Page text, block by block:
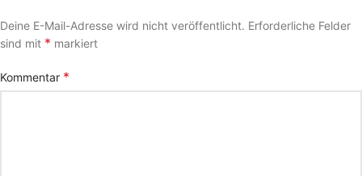
Deine E-Mail-Adresse wird nicht veröffentlicht. Erforderliche Felder
sind mit * markiert
Kommentar *